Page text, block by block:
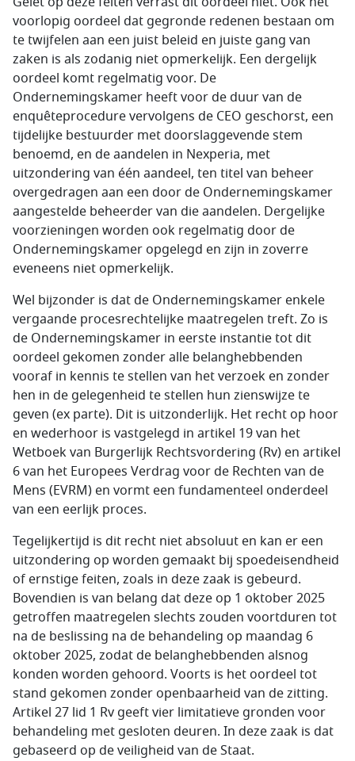
voorlopig oordeel dat gegronde redenen bestaan om
te twijfelen aan een juist beleid en juiste gang van
zaken is als zodanig niet opmerkelijk. Een dergelijk
oordeel komt regelmatig voor. De
Ondernemingskamer heeft voor de duur van de
enquêteprocedure vervolgens de CEO geschorst, een
tijdelijke bestuurder met doorslaggevende stem
benoemd, en de aandelen in Nexperia, met
uitzondering van één aandeel, ten titel van beheer
overgedragen aan een door de Ondernemingskamer
aangestelde beheerder van die aandelen. Dergelijke
voorzieningen worden ook regelmatig door de
Ondernemingskamer opgelegd en zijn in zoverre
eveneens niet opmerkelijk.
Wel bijzonder is dat de Ondernemingskamer enkele
vergaande procesrechtelijke maatregelen treft. Zo is
de Ondernemingskamer in eerste instantie tot dit
oordeel gekomen zonder alle belanghebbenden
vooraf in kennis te stellen van het verzoek en zonder
hen in de gelegenheid te stellen hun zienswijze te
geven (ex parte). Dit is uitzonderlijk. Het recht op hoor
en wederhoor is vastgelegd in artikel 19 van het
Wetboek van Burgerlijk Rechtsvordering (Rv) en artikel
6 van het Europees Verdrag voor de Rechten van de
Mens (EVRM) en vormt een fundamenteel onderdeel
van een eerlijk proces.
Tegelijkertijd is dit recht niet absoluut en kan er een
uitzondering op worden gemaakt bij spoedeisendheid
of ernstige feiten, zoals in deze zaak is gebeurd.
Bovendien is van belang dat deze op 1 oktober 2025
getroffen maatregelen slechts zouden voortduren tot
na de beslissing na de behandeling op maandag 6
oktober 2025, zodat de belanghebbenden alsnog
konden worden gehoord. Voorts is het oordeel tot
stand gekomen zonder openbaarheid van de zitting.
Artikel 27 lid 1 Rv geeft vier limitatieve gronden voor
behandeling met gesloten deuren. In deze zaak is dat
gebaseerd op de veiligheid van de Staat.